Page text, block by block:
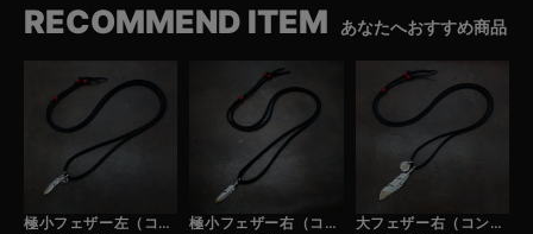
RECOMMEND ITEM あなたへおすすめ商品
極小フェザー左（コンビ）×極小メタルチャーム（コンビ）×鹿革紐×アンティークビーズ/ネックレスカスタム
極小フェザー右（コンビ）×鹿革紐×アンティークビーズ/ネックレスカスタム
大フェザー右（コンビ）×小メタルチャーム（コンビ）×鹿革紐×アンティークビーズ/ネックレスカスタム